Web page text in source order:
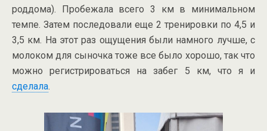
роддома). Пробежала всего 3 км в минимальном
темпе. Затем последовали еще 2 тренировки по 4,5 и
3,5 км. На этот раз ощущения были намного лучше, с
молоком для сыночка тоже все было хорошо, так что
можно регистрироваться на забег 5 км, что я и
сделала.